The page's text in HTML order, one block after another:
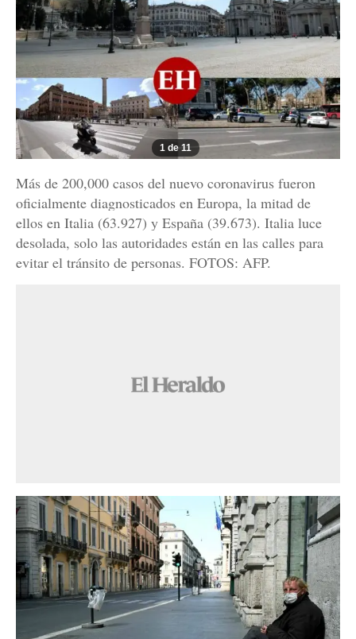
1 de 11
Más de 200,000 casos del nuevo coronavirus fueron
oficialmente diagnosticados en Europa, la mitad de
ellos en Italia (63.927) y España (39.673). Italia luce
desolada, solo las autoridades están en las calles para
evitar el tránsito de personas. FOTOS: AFP.